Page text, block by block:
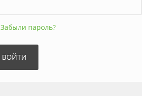
Забыли пароль?